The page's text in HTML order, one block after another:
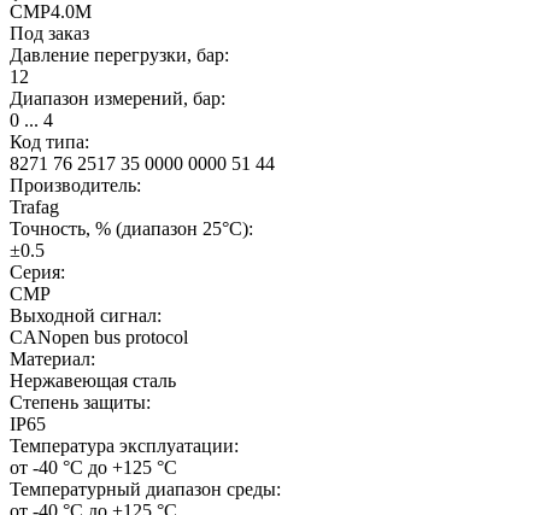
CMP4.0M
Под заказ
Давление перегрузки, бар:
12
Диапазон измерений, бар:
0 ... 4
Код типа:
8271 76 2517 35 0000 0000 51 44
Производитель:
Trafag
Точность, % (диапазон 25°C):
±0.5
Серия:
CMP
Выходной сигнал:
CANopen bus protocol
Материал:
Нержавеющая сталь
Степень защиты:
IP65
Температура эксплуатации:
от -40 °C до +125 °C
Температурный диапазон среды: